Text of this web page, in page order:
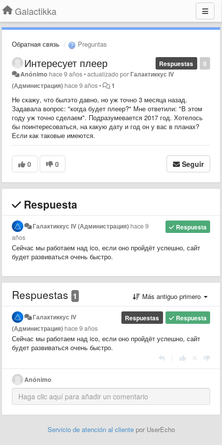
Galactikka
Обратная связь Preguntas
0
Respuestas
Интересует плеер
Anónimo hace 9 años•actualizado porГалактиккус IV
(Администрация) hace 9 años• 1
Не скажу, что былэто давно, но уж точно 3 месяца назад.
Задавала вопрос: "когда будет плеер?" Мне ответили: "В этом
году уж точно сделаем". Подразумевается 2017 год. Хотелось
бы поинтересоваться, на какую дату и год он у вас в планах?
Если как таковые имеются.
0 0 Seguir
Respuesta
Respuesta
Галактиккус IV (Администрация) hace 9
años
Сейчас мы работаем над ico, если оно пройдёт успешно, сайт
будет развиваться очень быстро.
Respuestas 1 Más antiguo primero
Respuesta
Respuestas
Галактиккус IV
(Администрация) hace 9 años
Сейчас мы работаем над ico, если оно пройдёт успешно, сайт
будет развиваться очень быстро.
Anónimo
Servicio de atención al cliente por UserEcho